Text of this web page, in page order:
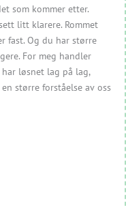
som kommer etter.
litt klarere. Rommet
fast. Og du har større
For meg handler
løsnet lag på lag,
større forståelse av oss